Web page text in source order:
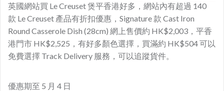
英國網站買 Le Creuset 煲平香港好多，網站內有超過 140
款 Le Creuset 產品有折扣優惠，Signature 款 Cast Iron
Round Casserole Dish (28cm) 網上售價約 HK$2,003，平香
港門市 HK$2,525，有好多顏色選擇，買滿約 HK$504 可以
免費選擇 Track Delivery 服務，可以追蹤貨件。
優惠期至 5 月 4 日